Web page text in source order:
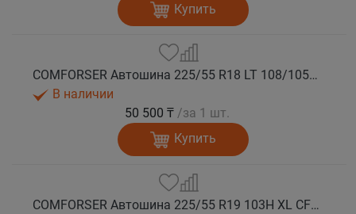
Купить
COMFORSER Автошина 225/55 R18 LT 108/105S CF1100 8PR RWL лето
В наличии
50 500 ₸ /за 1 шт.
Купить
COMFORSER Автошина 225/55 R19 103H XL CF1100 лето